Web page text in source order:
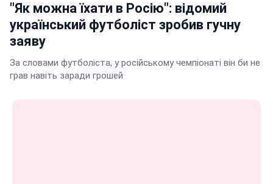
"Як можна їхати в Росію": відомий
український футболіст зробив гучну
заяву
За словами футболіста, у російському чемпіонаті він би не
грав навіть заради грошей